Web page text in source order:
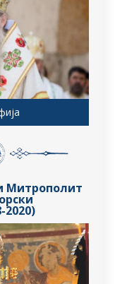
Митрополит
2020)